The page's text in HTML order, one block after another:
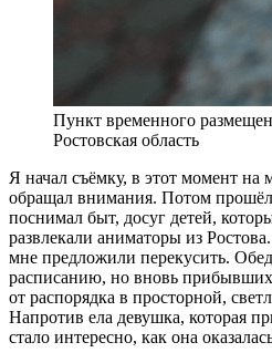
Пункт временного
Ростовская область
Я начал съёмку, в этот момент на
обращал внимания. Потом
поснимал быт, досуг детей,
развлекали аниматоры из
мне предложили перекусить.
расписанию, но вновь
от распорядка в просторной,
Напротив ела девушка, которая
стало интересно, как она